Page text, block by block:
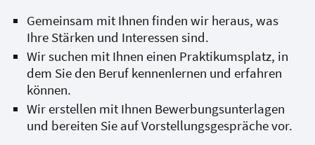
Gemeinsam mit Ihnen finden wir heraus, was
Ihre Stärken und Interessen sind.
Wir suchen mit Ihnen einen Praktikumsplatz, in
dem Sie den Beruf kennenlernen und erfahren
können.
Wir erstellen mit Ihnen Bewerbungsunterlagen
und bereiten Sie auf Vorstellungsgespräche vor.